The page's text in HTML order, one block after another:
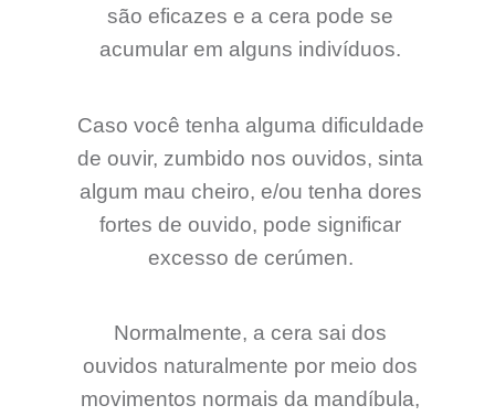
são eficazes e a cera pode se
acumular em alguns indivíduos.
Caso você tenha alguma dificuldade
de ouvir, zumbido nos ouvidos, sinta
algum mau cheiro, e/ou tenha dores
fortes de ouvido, pode significar
excesso de cerúmen.
Normalmente, a cera sai dos
ouvidos naturalmente por meio dos
movimentos normais da mandíbula,